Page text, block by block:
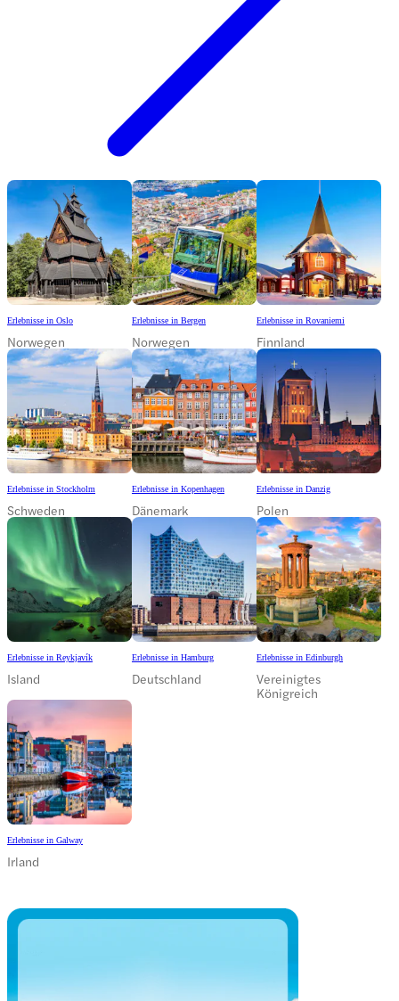
Erlebnisse in Oslo
Norwegen
Erlebnisse in Bergen
Norwegen
Erlebnisse in Rovaniemi
Finnland
Erlebnisse in Stockholm
Schweden
Erlebnisse in Kopenhagen
Dänemark
Erlebnisse in Danzig
Polen
Erlebnisse in Reykjavík
Island
Erlebnisse in Hamburg
Deutschland
Erlebnisse in Edinburgh
Vereinigtes
Königreich
Erlebnisse in Galway
Irland